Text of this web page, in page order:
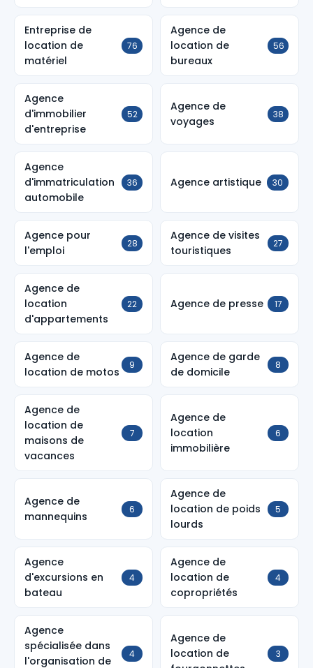
Entreprise de
location de
matériel
76
Agence de
location de
bureaux
56
Agence
d'immobilier
d'entreprise
52
Agence de
voyages
38
Agence
d'immatriculation
automobile
36 Agence artistique 30
Agence pour
l'emploi
28
Agence de visites
touristiques
27
Agence de
location
d'appartements
22 Agence de presse 17
Agence de
location de motos
9
Agence de garde
de domicile
8
Agence de
location de
maisons de
vacances
7
Agence de
location
immobilière
6
Agence de
mannequins
6
Agence de
location de poids
lourds
5
Agence
d'excursions en
bateau
4
Agence de
location de
copropriétés
4
Agence
spécialisée dans
l'organisation de
4
Agence de
location de
3